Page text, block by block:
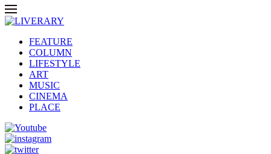
FEATURE
COLUMN
LIFESTYLE
ART
MUSIC
CINEMA
PLACE